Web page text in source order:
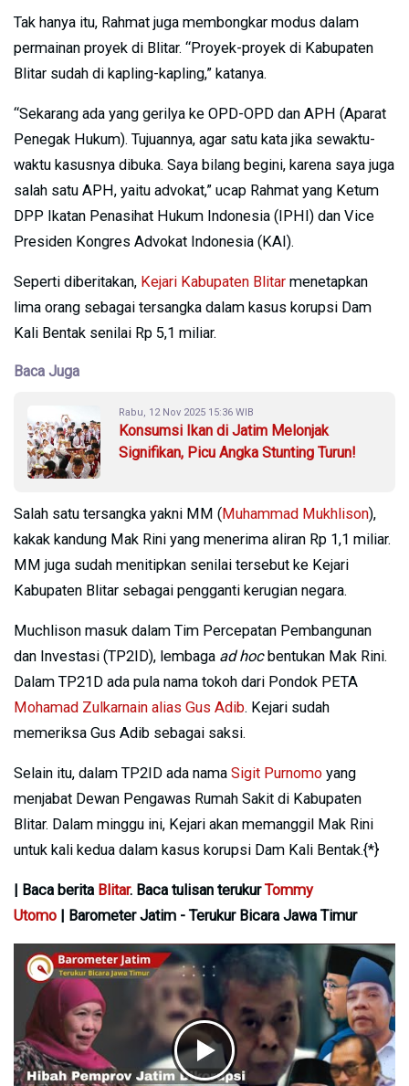
Tak hanya itu, Rahmat juga membongkar modus dalam
permainan proyek di Blitar. “Proyek-proyek di Kabupaten
Blitar sudah di kapling-kapling,” katanya.
“Sekarang ada yang gerilya ke OPD-OPD dan APH (Aparat
Penegak Hukum). Tujuannya, agar satu kata jika sewaktu-
waktu kasusnya dibuka. Saya bilang begini, karena saya juga
salah satu APH, yaitu advokat,” ucap Rahmat yang Ketum
DPP Ikatan Penasihat Hukum Indonesia (IPHI) dan Vice
Presiden Kongres Advokat Indonesia (KAI).
Seperti diberitakan, Kejari Kabupaten Blitar menetapkan
lima orang sebagai tersangka dalam kasus korupsi Dam
Kali Bentak senilai Rp 5,1 miliar.
Baca Juga
Rabu, 12 Nov 2025 15:36 WIB
Konsumsi Ikan di Jatim Melonjak
Signifikan, Picu Angka Stunting Turun!
Salah satu tersangka yakni MM (Muhammad Mukhlison),
kakak kandung Mak Rini yang menerima aliran Rp 1,1 miliar.
MM juga sudah menitipkan senilai tersebut ke Kejari
Kabupaten Blitar sebagai pengganti kerugian negara.
Muchlison masuk dalam Tim Percepatan Pembangunan
dan Investasi (TP2ID), lembaga ad hocbentukan Mak Rini.
Dalam TP21D ada pula nama tokoh dari Pondok PETA
Mohamad Zulkarnain alias Gus Adib. Kejari sudah
memeriksa Gus Adib sebagai saksi.
Selain itu, dalam TP2ID ada nama Sigit Purnomo yang
menjabat Dewan Pengawas Rumah Sakit di Kabupaten
Blitar. Dalam minggu ini, Kejari akan memanggil Mak Rini
untuk kali kedua dalam kasus korupsi Dam Kali Bentak.{*}
| Baca berita Blitar. Baca tulisan terukurTommy
Utomo | Barometer Jatim - Terukur Bicara Jawa Timur